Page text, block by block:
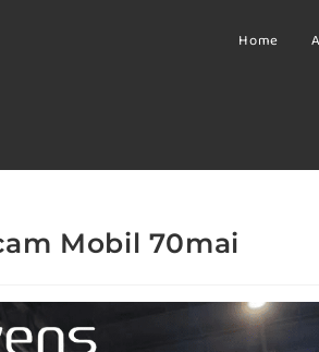
Home
Mobil 70mai